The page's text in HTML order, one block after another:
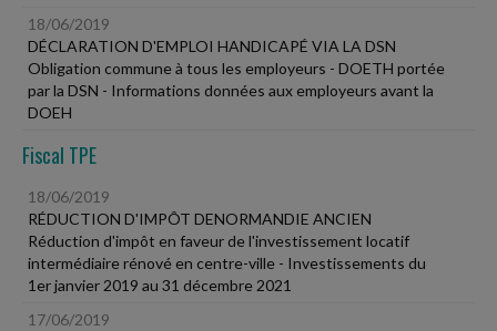
18/06/2019
DÉCLARATION D'EMPLOI HANDICAPÉ VIA LA DSN
Obligation commune à tous les employeurs - DOETH portée
par la DSN - Informations données aux employeurs avant la
DOEH
Fiscal TPE
18/06/2019
RÉDUCTION D'IMPÔT DENORMANDIE ANCIEN
Réduction d'impôt en faveur de l'investissement locatif
intermédiaire rénové en centre-ville - Investissements du
1er janvier 2019 au 31 décembre 2021
17/06/2019